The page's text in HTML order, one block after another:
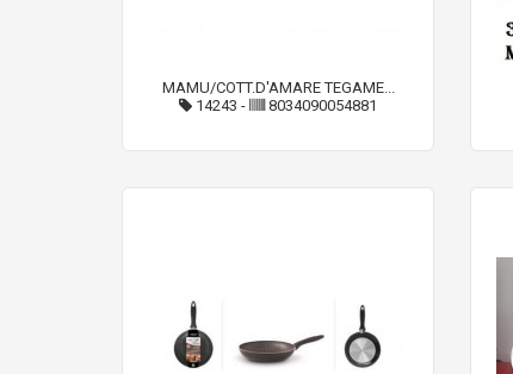
MAMU/COTT.D'AMARE TEGAME...
14243 - 8034090054881